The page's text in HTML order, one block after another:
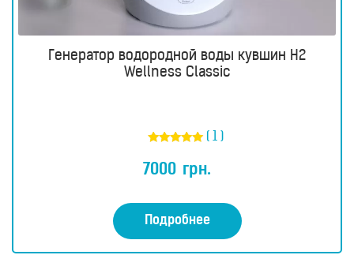
Генератор водородной воды кувшин H2
Wellness Classic
5.00
из 5
( 1 )
7000 грн.
Подробнее